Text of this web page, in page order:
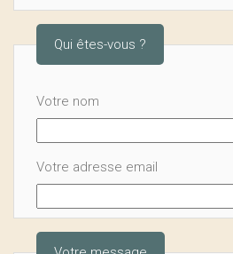
Qui êtes-vous ?
Votre nom
Votre adresse email